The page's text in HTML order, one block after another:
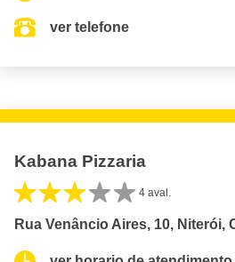
ver telefone
Kabana Pizzaria
4 aval.
Rua Venâncio Aires, 10, Niterói,